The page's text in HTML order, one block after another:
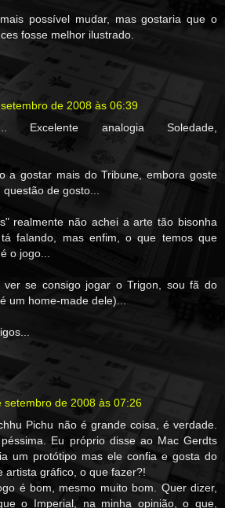
possível mudar, mas gostaria que o
fosse melhor ilustrado.
de 2008 às 06:39
Excelente analogia Soledade,
a gostar mais do Tribune, embora goste
de gosto...
realmente não achei a arte tão bisonha
falando, mas enfim, o que temos que
o jogo...
ver se consigo jogar o Trigon, sou fã do
um home-made dele)...
setembro de 2008 às 07:26
Pichu não é grande coisa, é verdade.
Eu próprio disse ao Mac Gerdts
um protótipo mas ele confia e gosta do
artista gráfico, o que fazer?!
é bom, mesmo muito bom. Quer dizer,
o Imperial, na minha opinião, o que,